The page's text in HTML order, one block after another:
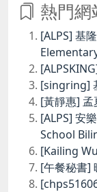
熱門網
[ALPS] 基
[singring]
[黃靜惠]
[ALPS] 安
School
[Kailing
[午餐秘書]